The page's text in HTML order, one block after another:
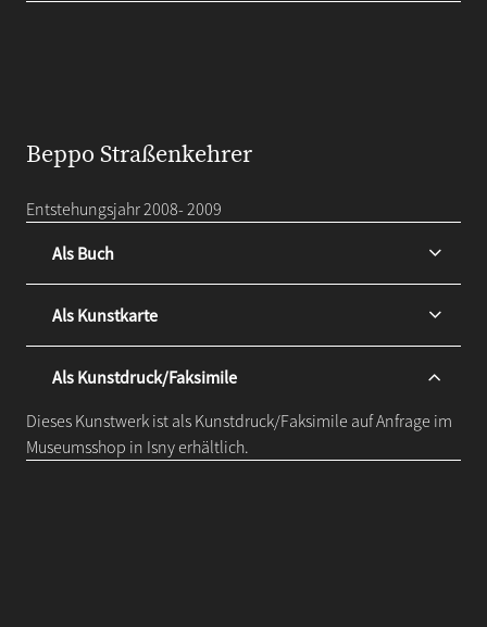
Beppo Straßenkehrer
Entstehungsjahr 2008- 2009
Als Buch
Als Kunstkarte
Als Kunstdruck/Faksimile
Dieses Kunstwerk ist als Kunstdruck/Faksimile auf Anfrage im
Museumsshop in Isny erhältlich.